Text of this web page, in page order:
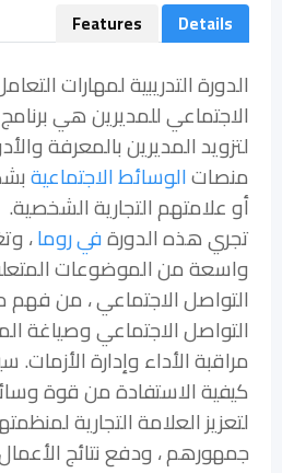
Details
Features
الدورة التدريبية لمهارات
لتزويد المديرين بالمعرفة
منصاتالوسائط الاجتماعية
أو علامتهم التجارية الشخصية.
تجري هذه الدورةفي روما،
واسعة من الموضوعات
التواصل الاجتماعي ، من
التواصل الاجتماعي وصياغة
مراقبة الأداء وإدارة
كيفية الاستفادة من قوة
لتعزيز العلامة التجارية
جمهورهم ، ودفع نتائج